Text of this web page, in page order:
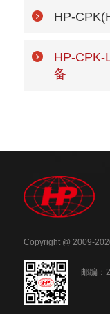
HP-
HP-CPK-
备
Copyright @ 2009-
邮编：